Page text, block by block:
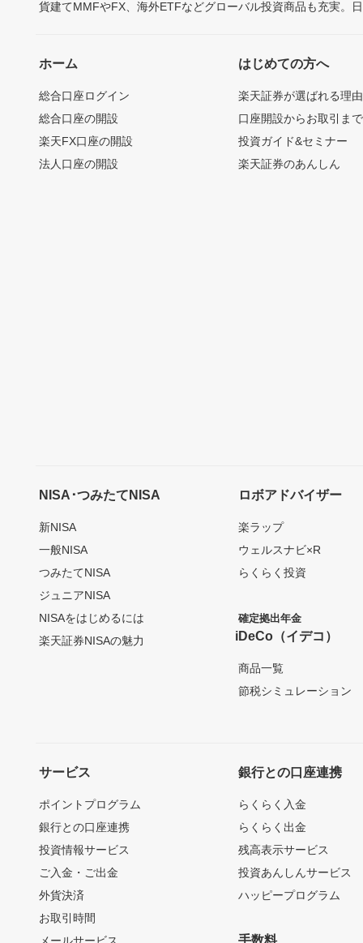
貨建てMMFやFX、海外ETFなどグローバル投資商品も充実。
ホーム
総合口座ログイン
総合口座の開設
楽天FX口座の開設
法人口座の開設
はじめての方へ
楽天証券が選ばれる理由
口座開設からお取引ま
投資ガイド&セミナー
楽天証券のあんしん
NISA･つみたてNISA
新NISA
一般NISA
つみたてNISA
ジュニアNISA
NISAをはじめるには
楽天証券NISAの魅力
ロボアドバイザー
楽ラップ
ウェルスナビ×R
らくらく投資
確定拠出年金
iDeCo（イデコ）
商品一覧
節税シミュレーション
サービス
ポイントプログラム
銀行との口座連携
投資情報サービス
ご入金・ご出金
外貨決済
お取引時間
銀行との口座連携
らくらく入金
らくらく出金
残高表示サービス
投資あんしんサービス
ハッピープログラム
手数料